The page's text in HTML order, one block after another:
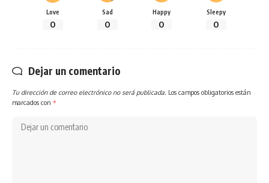
Love
0
Sad
0
Happy
0
Sleepy
0
Dejar un comentario
Tu dirección de correo electrónico no será publicada. Los campos obligatorios están
marcados con *